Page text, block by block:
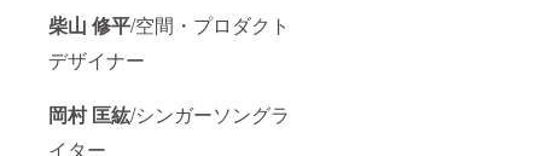
柴山 修平/空間・プロダクト
デザイナー
岡村 匡紘/シンガーソングラ
イター